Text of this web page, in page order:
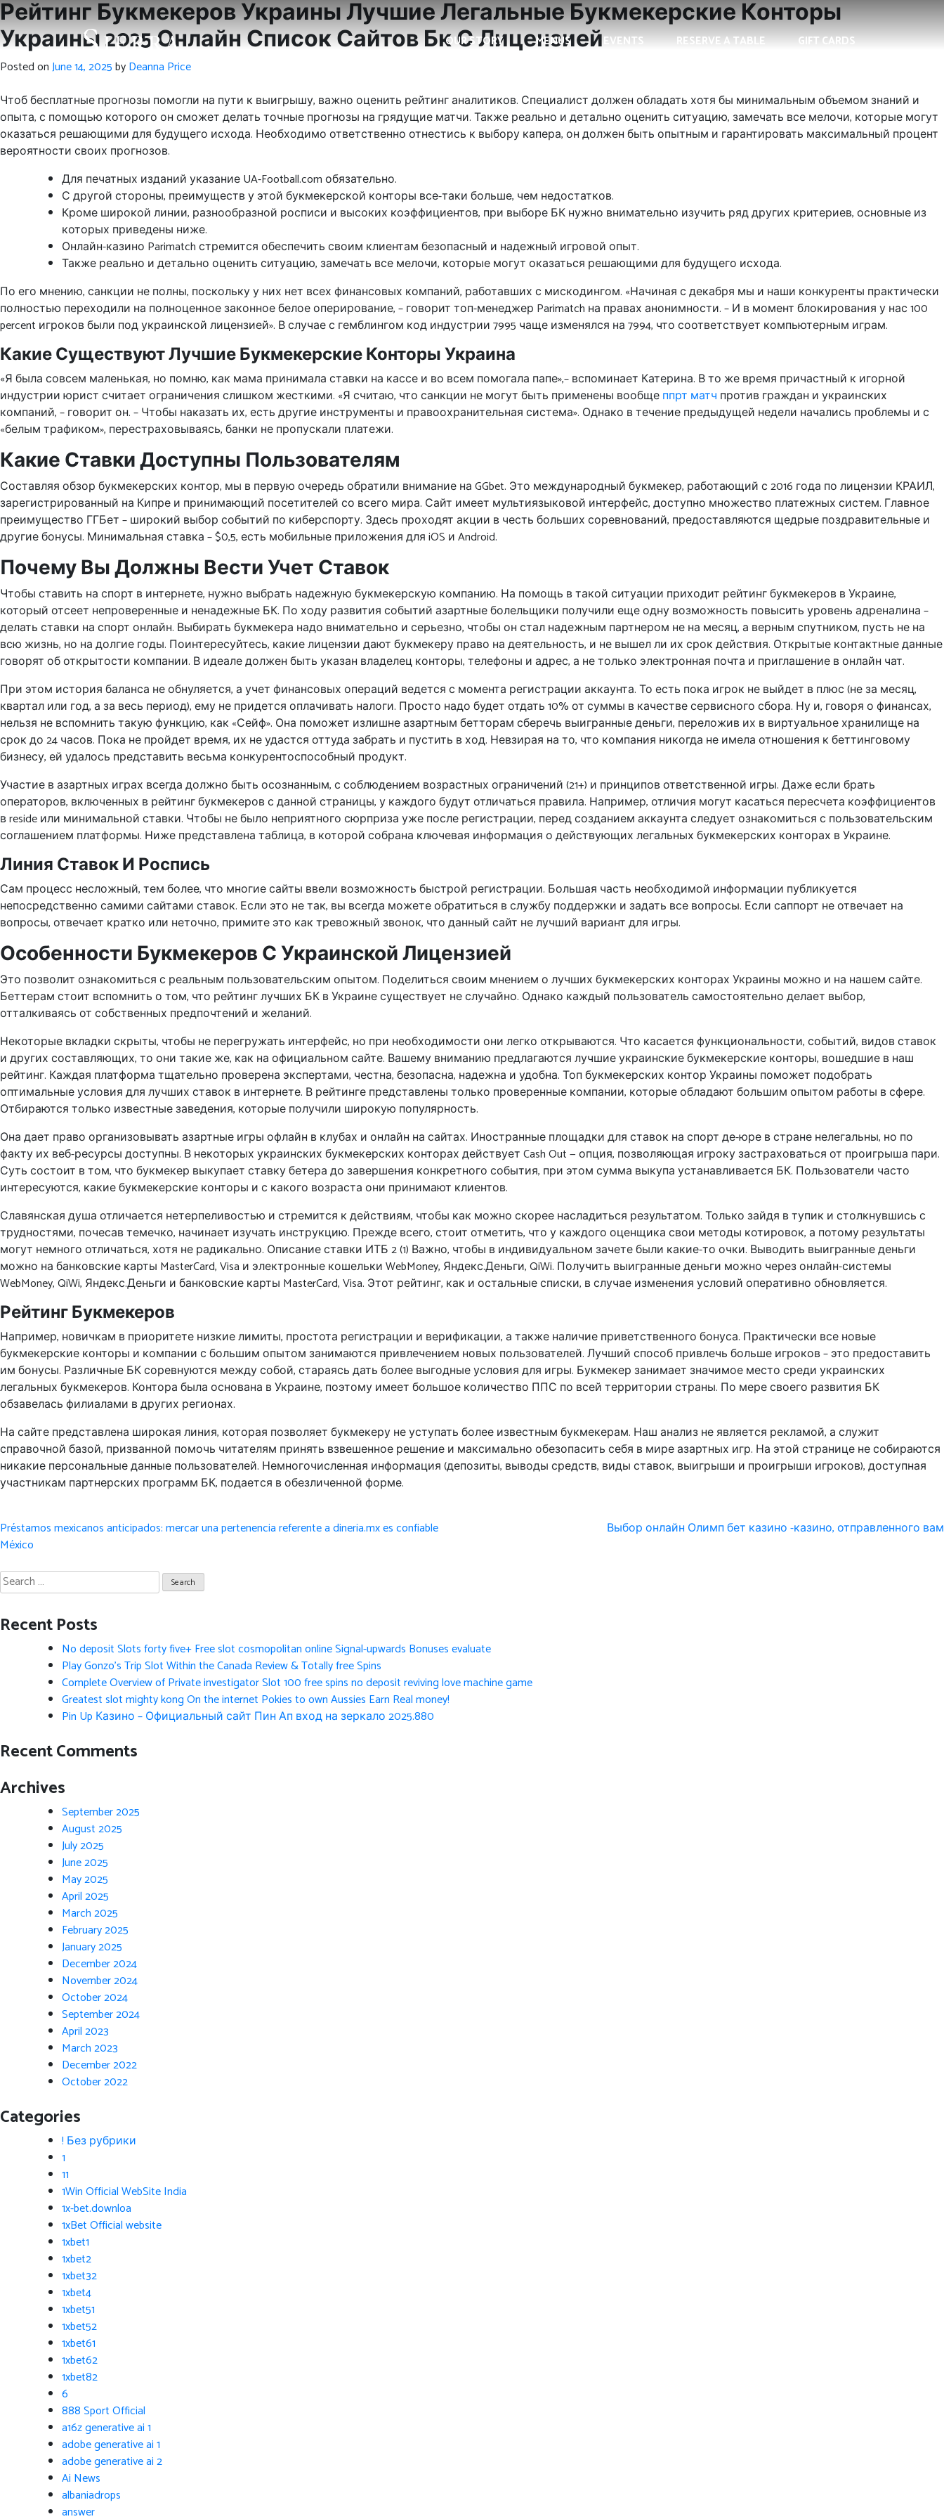
OUR STORY MENUS EVENTS RESERVE A TABLE GIFT CARDS
Рейтинг Букмекеров Украины Лучшие Легальные Букмекерские Конторы
Украины 2025 Онлайн Список Сайтов Бк С Лицензией
Posted onJune 14, 2025byDeanna Price
Чтоб бесплатные прогнозы помогли на пути к выигрышу, важно оценить рейтинг аналитиков. Специалист должен обладать хотя бы минимальным объемом знаний и
опыта, с помощью которого он сможет делать точные прогнозы на грядущие матчи. Также реально и детально оценить ситуацию, замечать все мелочи, которые могут
оказаться решающими для будущего исхода. Необходимо ответственно отнестись к выбору капера, он должен быть опытным и гарантировать максимальный процент
вероятности своих прогнозов.
Для печатных изданий указание UA-Football.com обязательно.
С другой стороны, преимуществ у этой букмекерской конторы все-таки больше, чем недостатков.
Кроме широкой линии, разнообразной росписи и высоких коэффициентов, при выборе БК нужно внимательно изучить ряд других критериев, основные из
которых приведены ниже.
Онлайн-казино Parimatch стремится обеспечить своим клиентам безопасный и надежный игровой опыт.
Также реально и детально оценить ситуацию, замечать все мелочи, которые могут оказаться решающими для будущего исхода.
По его мнению, санкции не полны, поскольку у них нет всех финансовых компаний, работавших с мискодингом. «Начиная с декабря мы и наши конкуренты практически
полностью переходили на полноценное законное белое оперирование, – говорит топ-менеджер Parimatch на правах анонимности. – И в момент блокирования у нас 100
percent игроков были под украинской лицензией». В случае с гемблингом код индустрии 7995 чаще изменялся на 7994, что соответствует компьютерным играм.
Какие Существуют Лучшие Букмекерские Конторы Украина
«Я была совсем маленькая, но помню, как мама принимала ставки на кассе и во всем помогала папе»,– вспоминает Катерина. В то же время причастный к игорной
индустрии юрист считает ограничения слишком жесткими. «Я считаю, что санкции не могут быть применены вообщеппрт матч против граждан и украинских
компаний, – говорит он. – Чтобы наказать их, есть другие инструменты и правоохранительная система». Однако в течение предыдущей недели начались проблемы и с
«белым трафиком», перестраховываясь, банки не пропускали платежи.
Какие Ставки Доступны Пользователям
Составляя обзор букмекерских контор, мы в первую очередь обратили внимание на GGbet. Это международный букмекер, работающий с 2016 года по лицензии КРАИЛ,
зарегистрированный на Кипре и принимающий посетителей со всего мира. Сайт имеет мультиязыковой интерфейс, доступно множество платежных систем. Главное
преимущество ГГБет – широкий выбор событий по киберспорту. Здесь проходят акции в честь больших соревнований, предоставляются щедрые поздравительные и
другие бонусы. Минимальная ставка – $0,5, есть мобильные приложения для iOS и Android.
Почему Вы Должны Вести Учет Ставок
Чтобы ставить на спорт в интернете, нужно выбрать надежную букмекерскую компанию. На помощь в такой ситуации приходит рейтинг букмекеров в Украине,
который отсеет непроверенные и ненадежные БК. По ходу развития событий азартные болельщики получили еще одну возможность повысить уровень адреналина –
делать ставки на спорт онлайн. Выбирать букмекера надо внимательно и серьезно, чтобы он стал надежным партнером не на месяц, а верным спутником, пусть не на
всю жизнь, но на долгие годы. Поинтересуйтесь, какие лицензии дают букмекеру право на деятельность, и не вышел ли их срок действия. Открытые контактные данные
говорят об открытости компании. В идеале должен быть указан владелец конторы, телефоны и адрес, а не только электронная почта и приглашение в онлайн чат.
При этом история баланса не обнуляется, а учет финансовых операций ведется с момента регистрации аккаунта. То есть пока игрок не выйдет в плюс (не за месяц,
квартал или год, а за весь период), ему не придется оплачивать налоги. Просто надо будет отдать 10% от суммы в качестве сервисного сбора. Ну и, говоря о финансах,
нельзя не вспомнить такую функцию, как «Сейф». Она поможет излишне азартным бетторам сберечь выигранные деньги, переложив их в виртуальное хранилище на
срок до 24 часов. Пока не пройдет время, их не удастся оттуда забрать и пустить в ход. Невзирая на то, что компания никогда не имела отношения к беттинговому
бизнесу, ей удалось представить весьма конкурентоспособный продукт.
Участие в азартных играх всегда должно быть осознанным, с соблюдением возрастных ограничений (21+) и принципов ответственной игры. Даже если брать
операторов, включенных в рейтинг букмекеров с данной страницы, у каждого будут отличаться правила. Например, отличия могут касаться пересчета коэффициентов
в reside или минимальной ставки. Чтобы не было неприятного сюрприза уже после регистрации, перед созданием аккаунта следует ознакомиться с пользовательским
соглашением платформы. Ниже представлена таблица, в которой собрана ключевая информация о действующих легальных букмекерских конторах в Украине.
Линия Ставок И Роспись
Сам процесс несложный, тем более, что многие сайты ввели возможность быстрой регистрации. Большая часть необходимой информации публикуется
непосредственно самими сайтами ставок. Если это не так, вы всегда можете обратиться в службу поддержки и задать все вопросы. Если саппорт не отвечает на
вопросы, отвечает кратко или неточно, примите это как тревожный звонок, что данный сайт не лучший вариант для игры.
Особенности Букмекеров С Украинской Лицензией
Это позволит ознакомиться с реальным пользовательским опытом. Поделиться своим мнением о лучших букмекерских конторах Украины можно и на нашем сайте.
Беттерам стоит вспомнить о том, что рейтинг лучших БК в Украине существует не случайно. Однако каждый пользователь самостоятельно делает выбор,
отталкиваясь от собственных предпочтений и желаний.
Некоторые вкладки скрыты, чтобы не перегружать интерфейс, но при необходимости они легко открываются. Что касается функциональности, событий, видов ставок
и других составляющих, то они такие же, как на официальном сайте. Вашему вниманию предлагаются лучшие украинские букмекерские конторы, вошедшие в наш
рейтинг. Каждая платформа тщательно проверена экспертами, честна, безопасна, надежна и удобна. Топ букмекерских контор Украины поможет подобрать
оптимальные условия для лучших ставок в интернете. В рейтинге представлены только проверенные компании, которые обладают большим опытом работы в сфере.
Отбираются только известные заведения, которые получили широкую популярность.
Она дает право организовывать азартные игры офлайн в клубах и онлайн на сайтах. Иностранные площадки для ставок на спорт де-юре в стране нелегальны, но по
факту их веб-ресурсы доступны. В некоторых украинских букмекерских конторах действует Cash Out — опция, позволяющая игроку застраховаться от проигрыша пари.
Суть состоит в том, что букмекер выкупает ставку бетера до завершения конкретного события, при этом сумма выкупа устанавливается БК. Пользователи часто
интересуются, какие букмекерские конторы и с какого возраста они принимают клиентов.
Славянская душа отличается нетерпеливостью и стремится к действиям, чтобы как можно скорее насладиться результатом. Только зайдя в тупик и столкнувшись с
трудностями, почесав темечко, начинает изучать инструкцию. Прежде всего, стоит отметить, что у каждого оценщика свои методы котировок, а потому результаты
могут немного отличаться, хотя не радикально. Описание ставки ИТБ 2 (1) Важно, чтобы в индивидуальном зачете были какие-то очки. Выводить выигранные деньги
можно на банковские карты MasterCard, Visa и электронные кошельки WebMoney, Яндекс.Деньги, QiWi. Получить выигранные деньги можно через онлайн-системы
WebMoney, QiWi, Яндекс.Деньги и банковские карты MasterCard, Visa. Этот рейтинг, как и остальные списки, в случае изменения условий оперативно обновляется.
Рейтинг Букмекеров
Например, новичкам в приоритете низкие лимиты, простота регистрации и верификации, а также наличие приветственного бонуса. Практически все новые
букмекерские конторы и компании с большим опытом занимаются привлечением новых пользователей. Лучший способ привлечь больше игроков – это предоставить
им бонусы. Различные БК соревнуются между собой, стараясь дать более выгодные условия для игры. Букмекер занимает значимое место среди украинских
легальных букмекеров. Контора была основана в Украине, поэтому имеет большое количество ППС по всей территории страны. По мере своего развития БК
обзавелась филиалами в других регионах.
На сайте представлена широкая линия, которая позволяет букмекеру не уступать более известным букмекерам. Наш анализ не является рекламой, а служит
справочной базой, призванной помочь читателям принять взвешенное решение и максимально обезопасить себя в мире азартных игр. На этой странице не собираются
никакие персональные данные пользователей. Немногочисленная информация (депозиты, выводы средств, виды ставок, выигрыши и проигрыши игроков), доступная
участникам партнерских программ БК, подается в обезличенной форме.
Post
navigation
Préstamos mexicanos anticipados: mercar una pertenencia referente a dineria.mx es confiable
México
Выбор онлайн Олимп бет казино -казино, отправленного вам
Search
for:
Recent Posts
No deposit Slots forty five+ Free slot cosmopolitan online Signal-upwards Bonuses evaluate
Play Gonzo’s Trip Slot Within the Canada Review & Totally free Spins
Complete Overview of Private investigator Slot 100 free spins no deposit reviving love machine game
Greatest slot mighty kong On the internet Pokies to own Aussies Earn Real money!
Pin Up Казино – Официальный сайт Пин Ап вход на зеркало 2025.880
Recent Comments
Archives
September 2025
August 2025
July 2025
June 2025
May 2025
April 2025
March 2025
February 2025
January 2025
December 2024
November 2024
October 2024
September 2024
April 2023
March 2023
December 2022
October 2022
Categories
! Без рубрики
1
11
1Win Official WebSite India
1x-bet.downloa
1xBet Official website
1xbet1
1xbet2
1xbet32
1xbet4
1xbet51
1xbet52
1xbet61
1xbet62
1xbet82
6
888 Sport Official
a16z generative ai 1
adobe generative ai 1
adobe generative ai 2
Ai News
albaniadrops
answer